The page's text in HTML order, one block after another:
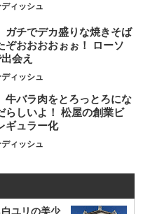
ィッシュ
ガチでデカ盛りな焼きそば
ぞおおおおぉぉ！ ローソ
会え
ィッシュ
牛バラ肉をとろっとろにな
らしいよ！ 松屋の創業ビ
ギュラー化
ィッシュ
ユリの美少